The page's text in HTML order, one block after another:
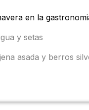
en la
y setas
asada y berros